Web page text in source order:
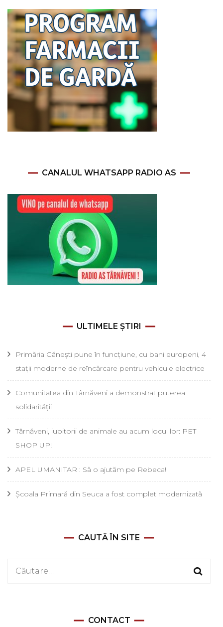
CANALUL WHATSAPP RADIO AS
ULTIMELE ȘTIRI
Primăria Gănești pune în funcțiune, cu bani europeni, 4
stații moderne de reîncărcare pentru vehicule electrice
Comunitatea din Târnăveni a demonstrat puterea
solidarității
Târnăveni, iubitorii de animale au acum locul lor: PET
SHOP UP!
APEL UMANITAR : Să o ajutăm pe Rebeca!
Școala Primară din Seuca a fost complet modernizată
CAUTĂ ÎN SITE
Caută
CONTACT